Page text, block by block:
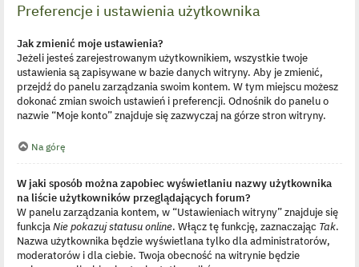
Preferencje i ustawienia użytkownika
Jak zmienić moje ustawienia?
Jeżeli jesteś zarejestrowanym użytkownikiem, wszystkie twoje
ustawienia są zapisywane w bazie danych witryny. Aby je zmienić,
przejdź do panelu zarządzania swoim kontem. W tym miejscu możesz
dokonać zmian swoich ustawień i preferencji. Odnośnik do panelu o
nazwie “Moje konto” znajduje się zazwyczaj na górze stron witryny.
Na górę
W jaki sposób można zapobiec wyświetlaniu nazwy użytkownika
na liście użytkowników przeglądających forum?
W panelu zarządzania kontem, w “Ustawieniach witryny” znajduje się
funkcja Nie pokazuj statusu online. Włącz tę funkcję, zaznaczając Tak.
Nazwa użytkownika będzie wyświetlana tylko dla administratorów,
moderatorów i dla ciebie. Twoja obecność na witrynie będzie